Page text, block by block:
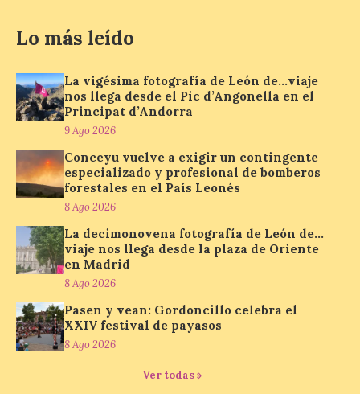
León de…viaje nos llega
desde el Pic d’Angonella
en el Principat d’Andorra
9 Ago 2026
Nueva edición de León
de…viaje. Una iniciativa
organizado por la sección
Enróllate, la Asociación
Conceyu País Llionés y el Diario de
Turismo, Ocio e Información para
jóvenes “Enredando.info”. Miguel Robles
nos envía la vigésima fotografía de […]
Concierto del Iberia
Marimba Ensemble en la
Lo más leído
La vigésima fotografía de León de…viaje
nos llega desde el Pic d’Angonella en el
Principat d’Andorra
9 Ago 2026
Conceyu vuelve a exigir un contingente
especializado y profesional de bomberos
forestales en el País Leonés
8 Ago 2026
La decimonovena fotografía de León de…
viaje nos llega desde la plaza de Oriente
en Madrid
8 Ago 2026
Pasen y vean: Gordoncillo celebra el
XXIV festival de payasos
8 Ago 2026
Ver todas »